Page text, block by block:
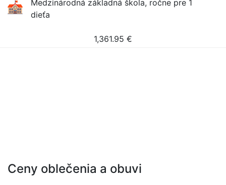
Medzinárodná základná škola, ročne pre 1
dieťa
1,361.95 €
Ceny oblečenia a obuvi